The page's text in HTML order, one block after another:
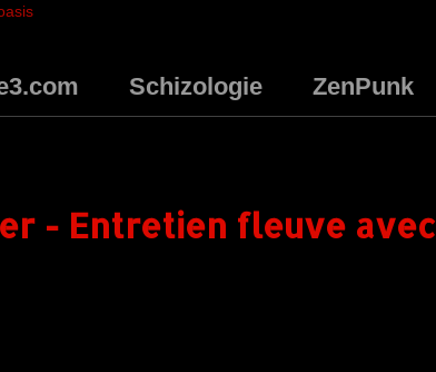
Schizologie ZenPunk
- Entretien fleuve avec